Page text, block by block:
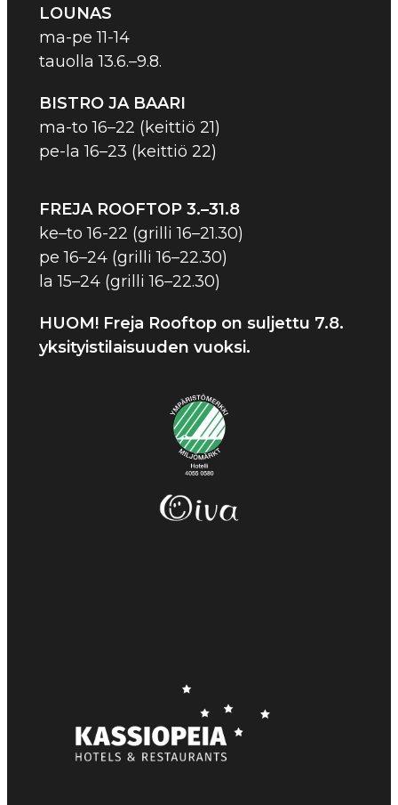
LOUNAS
ma-pe 11-14
tauolla 13.6.–9.8.
BISTRO JA BAARI
ma-to 16–22 (keittiö 21)
pe-la 16–23 (keittiö 22)
FREJA ROOFTOP 3.–31.8
ke–to 16-22 (grilli 16–21.30)
pe 16–24 (grilli 16–22.30)
la 15–24 (grilli 16–22.30)
HUOM! Freja Rooftop on suljettu 7.8.
yksityistilaisuuden vuoksi.